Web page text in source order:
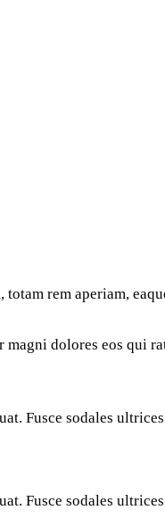
rem aperiam,
dolores eos qui
Fusce sodales
Fusce sodales